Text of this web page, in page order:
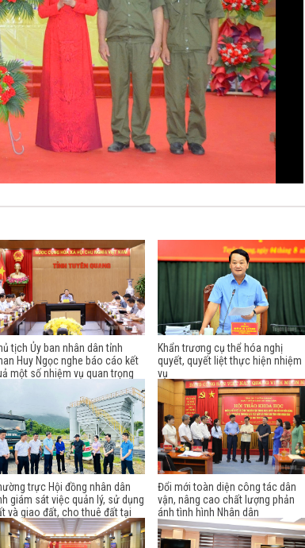
tịch Ủy ban nhân dân tỉnh
Huy Ngọc nghe báo cáo kết
một số nhiệm vụ quan trọng
Khẩn trương cụ thể hóa nghị
quyết, quyết liệt thực hiện nhiệm
vụ
trực Hội đồng nhân dân
giám sát việc quản lý, sử dụng
và giao đất, cho thuê đất tại
Mỹ Lâm
Đổi mới toàn diện công tác dân
vận, nâng cao chất lượng phản
ánh tình hình Nhân dân